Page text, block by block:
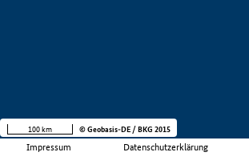
Impressum Datenschutzerklärung
100 km © Geobasis-DE / BKG 2015